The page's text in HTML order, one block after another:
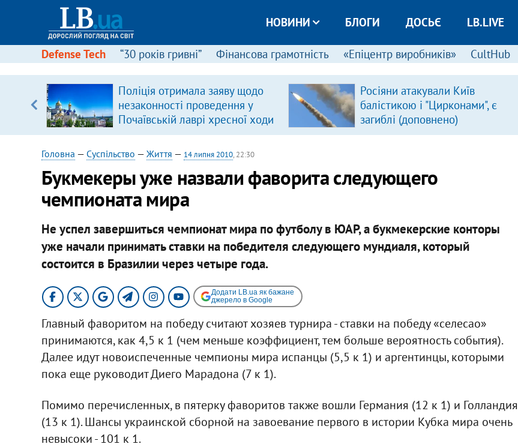
НОВИНИ БЛОГИ ДОСЬЄ LB.LIVE
Defense Tech “30 років гривні” Фінансова грамотність «Епіцентр виробників» CultHub
Поліція отримала заяву щодо
незаконності проведення у
Почаївській лаврі хресної ходи
Росіяни атакували Київ
балістикою і "Цирконами", є
загиблі (доповнено)
Головна — Суспільство — Життя — 14 липня 2010, 22:30
Букмекеры уже назвали фаворита следующего
чемпионата мира
Не успел завершиться чемпионат мира по футболу в ЮАР, а букмекерские конторы
уже начали принимать ставки на победителя следующего мундиаля, который
состоится в Бразилии через четыре года.
Додати LB.ua як бажане
джерело в Google
Главный фаворитом на победу считают хозяев турнира - ставки на победу «селесао»
принимаются, как 4,5 к 1 (чем меньше коэффициент, тем больше вероятность события).
Далее идут новоиспеченные чемпионы мира испанцы (5,5 к 1) и аргентинцы, которыми
пока еще руководит Диего Марадона (7 к 1).
Помимо перечисленных, в пятерку фаворитов также вошли Германия (12 к 1) и Голландия
(13 к 1). Шансы украинской сборной на завоевание первого в истории Кубка мира очень
невысоки - 101 к 1.